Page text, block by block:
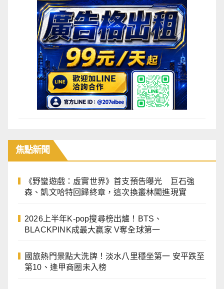
焦點新聞
《野蠻遊戲：虛實世界》首支預告曝光 巨石強
森、凱文哈特回歸終章，這次換叢林闖進現實
2026上半年K-pop搜尋榜出爐！BTS、
BLACKPINK成最大贏家 V奪全球第一
國旅熱門景點大洗牌！淡水八里穩坐第一 安平跌至
第10、逢甲商圈未入榜